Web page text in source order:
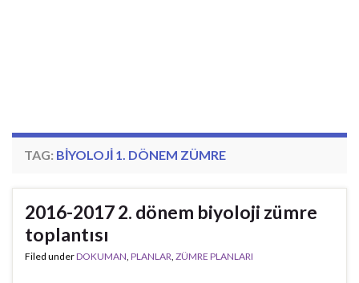
TAG: BIYOLOJI 1. DÖNEM ZÜMRE
2016-2017 2. dönem biyoloji zümre
toplantısı
Filed underDOKUMAN, PLANLAR, ZÜMRE PLANLARI